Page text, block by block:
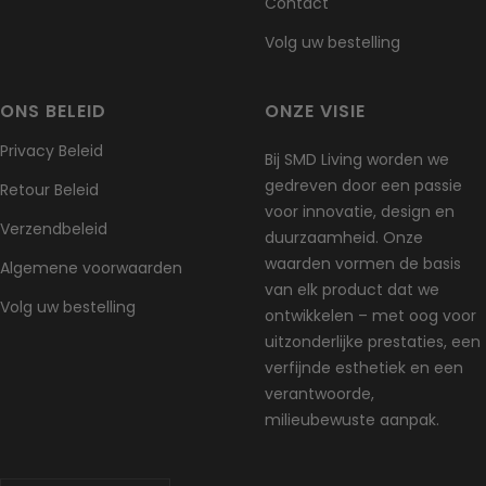
Sommige artikelen kunnen niet worden geretourneerd, zoals
maat gemaakte producten (zoals speciale bestellingen of
gepersonaliseerde items) en verzorgingsproducten (zoals
cosmetica). Wij accepteren ook geen retouren van gevaarlijke
stoffen, brandbare vloeistoffen of gassen. Neem gerust
contact met ons op als je vragen hebt over je specifieke artikel.
Helaas kunnen wij geen retourzendingen accepteren van
afgeprijsde artikelen of cadeaubonnen.
De snelste manier om te krijgen wat je wilt, is het artikel dat je
hebt te retourneren en, zodra de retourzending is
Volg uw bestelling
ONS BELEID
Privacy Beleid
Retour Beleid
Verzendbeleid
Algemene voorwaarden
Volg uw bestelling
ONZE VISIE
Bij SMD Living worden we
gedreven door een passie
voor innovatie, design en
duurzaamheid. Onze
waarden vormen de basis
van elk product dat we
ontwikkelen – met oog voor
uitzonderlijke prestaties, een
verfijnde esthetiek en een
verantwoorde,
milieubewuste aanpak.